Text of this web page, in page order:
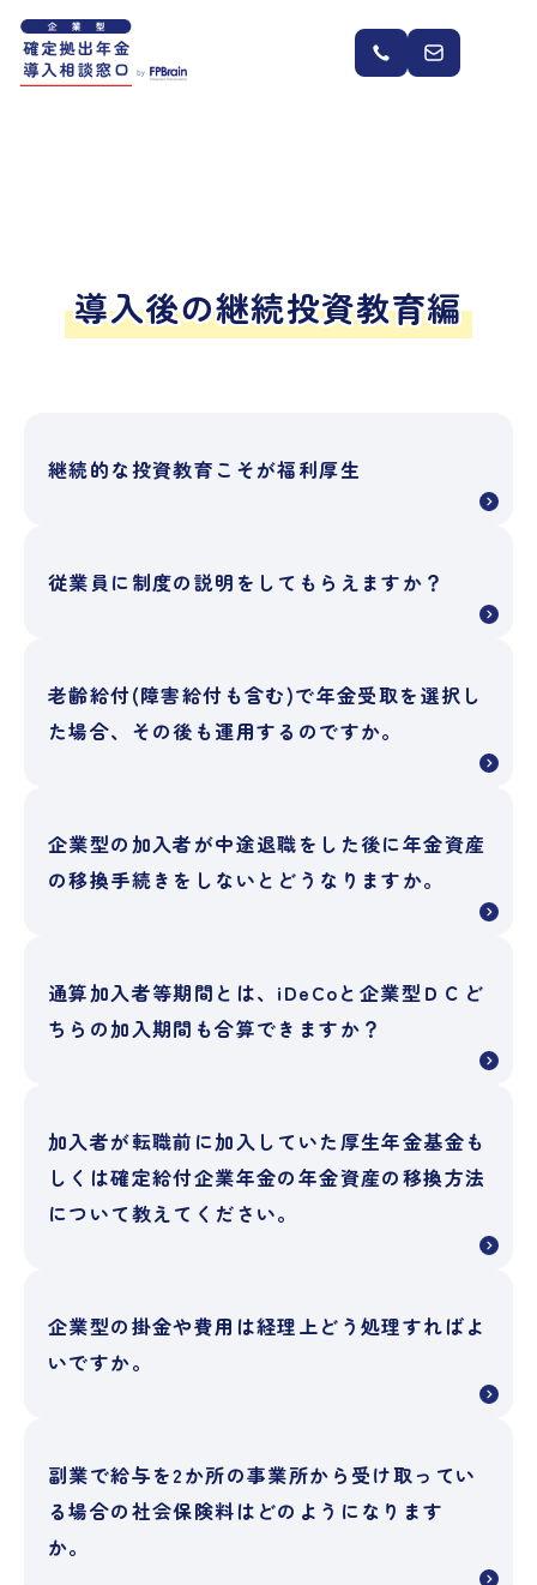
導入後の継続投資教育編
継続的な投資教育こそが福利厚生
従業員に制度の説明をしてもらえますか？
老齢給付(障害給付も含む)で年金受取を選択し
た場合、その後も運用するのですか。
企業型の加入者が中途退職をした後に年金資産
の移換手続きをしないとどうなりますか。
通算加入者等期間とは、iDeCoと企業型ＤＣど
ちらの加入期間も合算できますか？
加入者が転職前に加入していた厚生年金基金も
しくは確定給付企業年金の年金資産の移換方法
について教えてください。
企業型の掛金や費用は経理上どう処理すればよ
いですか。
副業で給与を2か所の事業所から受け取ってい
る場合の社会保険料はどのようになります
か。